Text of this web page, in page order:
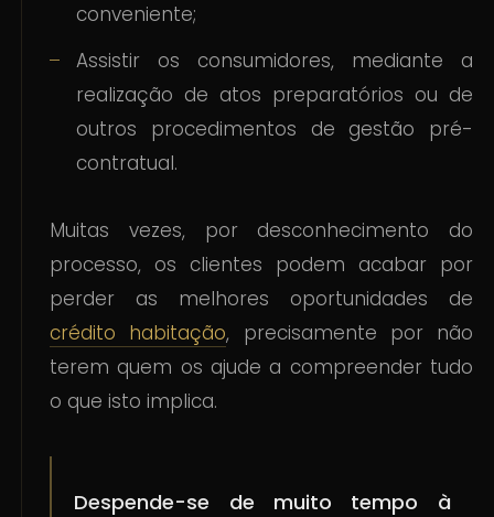
conveniente;
Assistir os consumidores, mediante a
realização de atos preparatórios ou de
outros procedimentos de gestão pré-
contratual.
Muitas vezes, por desconhecimento do
processo, os clientes podem acabar por
perder as melhores oportunidades de
crédito habitação, precisamente por não
terem quem os ajude a compreender tudo
o que isto implica.
Despende-se de muito tempo à